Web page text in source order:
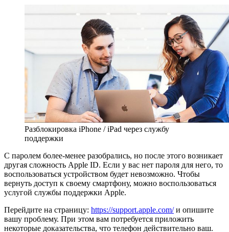
Разблокировка iPhone / iPad через службу
поддержки
С паролем более-менее разобрались, но после этого возникает
другая сложность Apple ID. Если у вас нет пароля для него, то
воспользоваться устройством будет невозможно. Чтобы
вернуть доступ к своему смартфону, можно воспользоваться
услугой службы поддержки Apple.
Перейдите на страницу: https://support.apple.com/и опишите
вашу проблему. При этом вам потребуется приложить
некоторые доказательства, что телефон действительно ваш.